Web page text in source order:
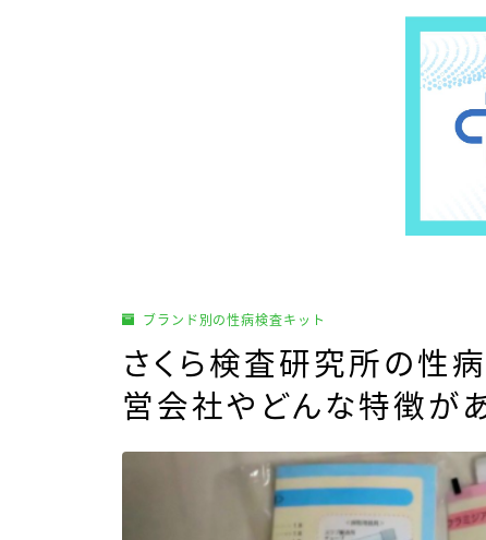
ブランド別の性病検査キット
さくら検査研究所の性
営会社やどんな特徴が